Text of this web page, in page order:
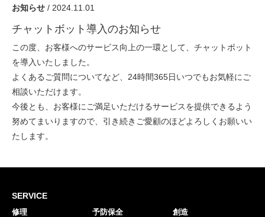
GREEN CHALLENGE
お問い合わせ /
お知らせ / 2024.11.01
チャットボット導入のお知らせ
この度、お客様へのサービス向上の一環として、チャットボット
を導入いたしました。
よくあるご質問についてなど、24時間365日いつでもお気軽にご
相談いただけます。
今後とも、お客様にご満足いただけるサービスを提供できるよう
努めてまいりますので、引き続きご愛顧のほどよろしくお願いい
たします。
SERVICE
修理 予防保全 創造